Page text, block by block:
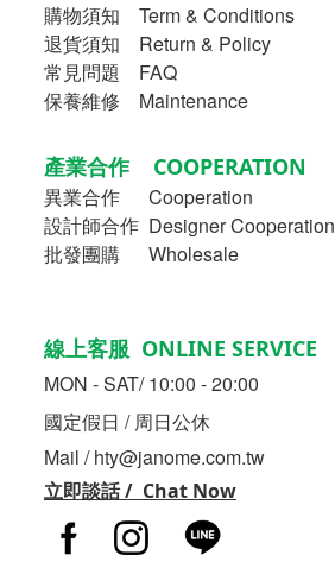
購物須知
Term & Conditions
退貨須知 Return & Policy
常見問題 FAQ
保養維修 Maintenance
產業合作 COOPERATION
異業合作
Cooperation
設計師合作 Designer Cooperation
批發團購 Wholesale
線上客服 ONLINE SERVICE
MON - SAT/ 10:00 - 20:00
國定假日 / 周日公休
Mail / hty@janome.com.tw
立即談話 / Chat Now